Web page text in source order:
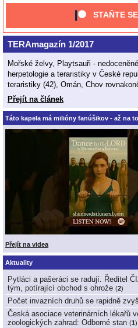
STAŇTE
TERAmagazín 1/2017
Mořské želvy, Playtsauři -
herpetologie a teraristiky v České
teraristiky (42), Omán, Chov
Přejít na článek
Táto kapela má milióny fanúšikov - až na
Přejít na videa
Aktuality
Pytláci a pašeráci se radují. Ředitel
tým, potírající obchod s ohrože (2)
Počet invazních druhů se rapidně
Česká asociace veterinárních lékařů
zoologických zahrad: Odborné stan (1 )